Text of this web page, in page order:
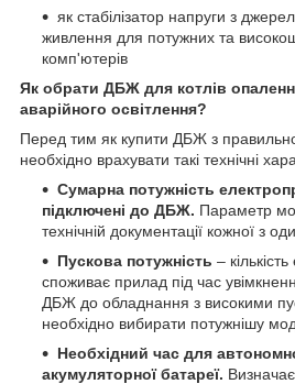
як стабілізатор напруги з
живлення для потужних та
комп'ютерів
Як обрати ДБЖ для котлів
аварійного освітлення?
Перед тим як купити ДБЖ з
необхідно врахувати такі технічні
Сумарна потужність
підключені до ДБЖ. Параметр
технічній документації кожної з
Пускова потужність –
споживає прилад під час
ДБЖ до обладнання з високими
необхідно вибирати потужнішу
Необхідний час для
акумуляторної батареї.